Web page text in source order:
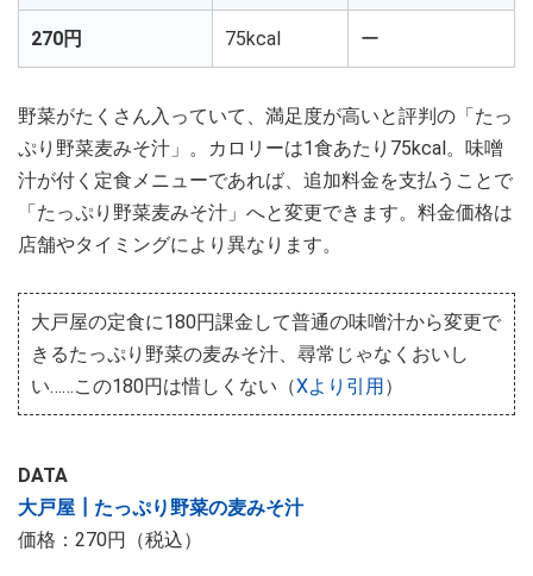
270円 75kcal ー
野菜がたくさん入っていて、満足度が高いと評判の「たっ
ぷり野菜麦みそ汁」。カロリーは1食あたり75kcal。味噌
汁が付く定食メニューであれば、追加料金を支払うことで
「たっぷり野菜麦みそ汁」へと変更できます。料金価格は
店舗やタイミングにより異なります。
大戸屋の定食に180円課金して普通の味噌汁から変更で
きるたっぷり野菜の麦みそ汁、尋常じゃなくおいし
い……この180円は惜しくない（Xより引用）
DATA
大戸屋┃たっぷり野菜の麦みそ汁
価格：270円（税込）